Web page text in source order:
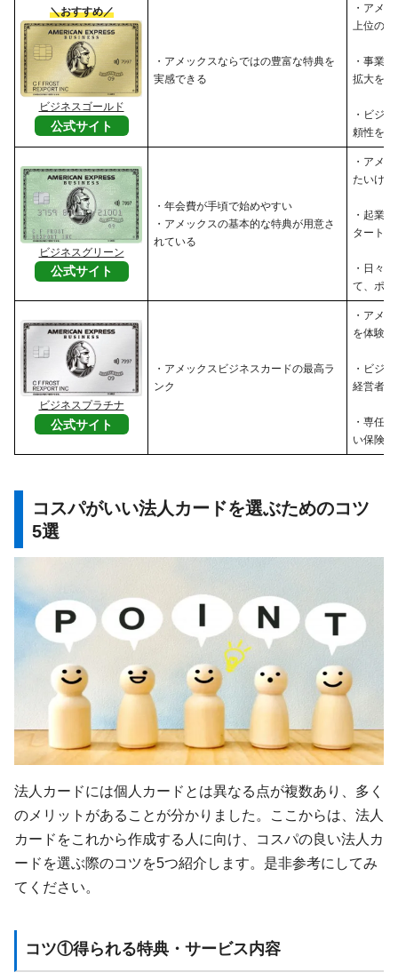
＼おすすめ／
ビジネスゴールド
公式サイト
・アメックスならではの豊富な特典を
実感できる
・アメ
上位の
・事業
拡大を目
・ビジ
頼性を高
ビジネスグリーン
公式サイト
・年会費が手頃で始めやすい
・アメックスの基本的な特典が用意さ
れている
・アメ
たいけれ
・起業
タートア
・日々
て、ポイ
ビジネスプラチナ
公式サイト
・アメックスビジネスカードの最高ラ
ンク
・アメ
を体験
・ビジ
経営者
・専任
い保険
コスパがいい法人カードを選ぶためのコツ
5選
法人カードには個人カードとは異なる点が複数あり、多く
のメリットがあることが分かりました。ここからは、法人
カードをこれから作成する人に向け、コスパの良い法人カ
ードを選ぶ際のコツを5つ紹介します。是非参考にしてみ
てください。
コツ①得られる特典・サービス内容